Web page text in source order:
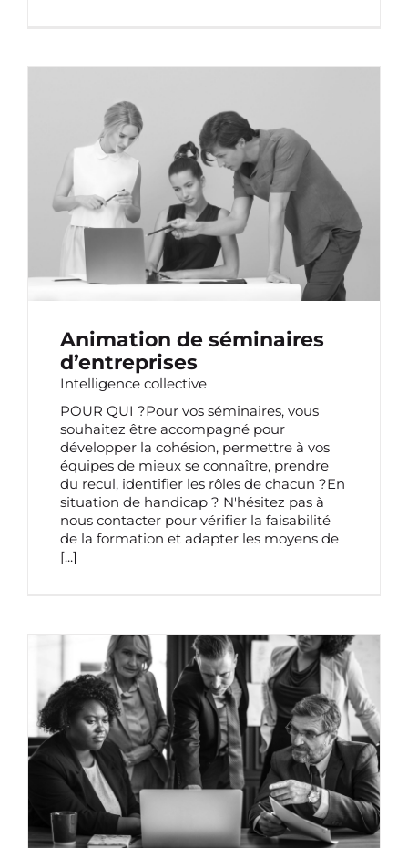
ANIMATION DE SÉMINAIRES
D’ENTREPRISES
Animation de séminaires
d’entreprises
Intelligence collective
POUR QUI ?Pour vos séminaires, vous
souhaitez être accompagné pour
développer la cohésion, permettre à vos
équipes de mieux se connaître, prendre
du recul, identifier les rôles de chacun ?En
situation de handicap ? N'hésitez pas à
nous contacter pour vérifier la faisabilité
de la formation et adapter les moyens de
[...]
RENFORCER SON IMPACT